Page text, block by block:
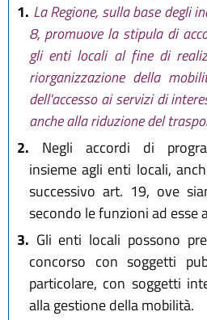
1. La Regione, sulla base degli
8, promuove la stipula di
gli enti locali al fine di
riorganizzazione della
dell'accesso ai servizi di
anche alla riduzione del
2. Negli accordi di
insieme agli enti locali,
successivo art. 19, ove
secondo le funzioni ad esse
3. Gli enti locali possono
concorso con soggetti
particolare, con soggetti
alla gestione della mobilità.